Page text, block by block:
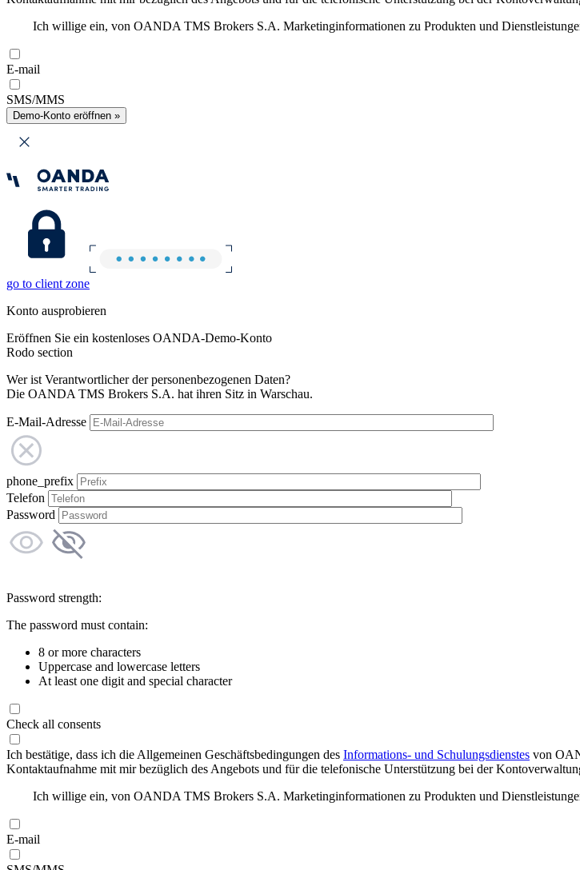
Ich willige ein, von OANDA TMS Brokers S.A. Marketinginformationen zu Produkten und
E-mail
SMS/MMS
Demo-Konto eröffnen »
go to client zone
Konto ausprobieren
Eröffnen Sie ein kostenloses OANDA-Demo-Konto
Rodo section
Wer ist Verantwortlicher der personenbezogenen Daten?
Die OANDA TMS Brokers S.A. hat ihren Sitz in Warschau.
E-Mail-Adresse
phone_prefix
Telefon
Password
Password strength:
The password must contain:
8 or more characters
Uppercase and lowercase letters
At least one digit and special character
Check all consents
Ich bestätige, dass ich die Allgemeinen Geschäftsbedingungen des Informations- und Schulungsdienstes von
Kontaktaufnahme mit mir bezüglich des Angebots und für die telefonische Unterstützung bei der
Ich willige ein, von OANDA TMS Brokers S.A. Marketinginformationen zu Produkten und
E-mail